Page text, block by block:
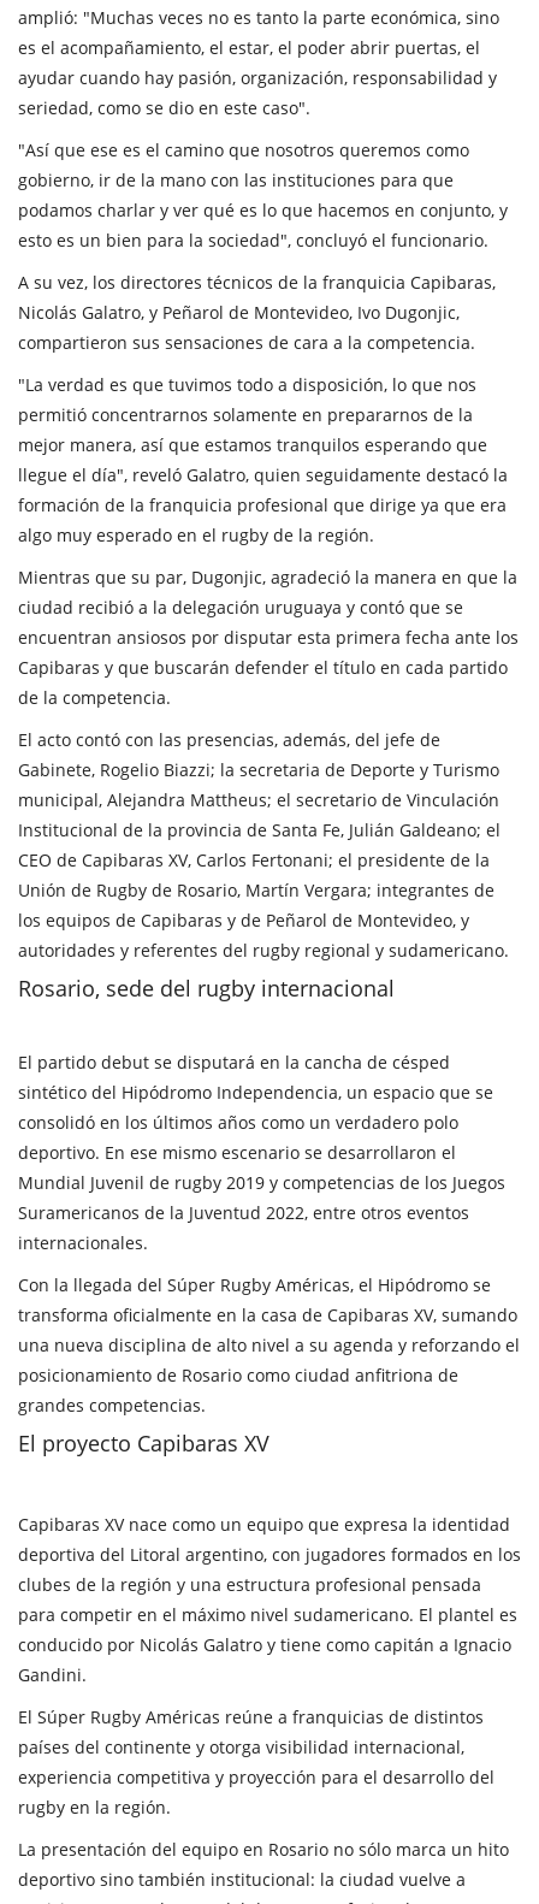
amplió: "Muchas veces no es tanto la parte económica, sino
es el acompañamiento, el estar, el poder abrir puertas, el
ayudar cuando hay pasión, organización, responsabilidad y
seriedad, como se dio en este caso".
"Así que ese es el camino que nosotros queremos como
gobierno, ir de la mano con las instituciones para que
podamos charlar y ver qué es lo que hacemos en conjunto, y
esto es un bien para la sociedad", concluyó el funcionario.
A su vez, los directores técnicos de la franquicia Capibaras,
Nicolás Galatro, y Peñarol de Montevideo, Ivo Dugonjic,
compartieron sus sensaciones de cara a la competencia.
"La verdad es que tuvimos todo a disposición, lo que nos
permitió concentrarnos solamente en prepararnos de la
mejor manera, así que estamos tranquilos esperando que
llegue el día", reveló Galatro, quien seguidamente destacó la
formación de la franquicia profesional que dirige ya que era
algo muy esperado en el rugby de la región.
Mientras que su par, Dugonjic, agradeció la manera en que la
ciudad recibió a la delegación uruguaya y contó que se
encuentran ansiosos por disputar esta primera fecha ante los
Capibaras y que buscarán defender el título en cada partido
de la competencia.
El acto contó con las presencias, además, del jefe de
Gabinete, Rogelio Biazzi; la secretaria de Deporte y Turismo
municipal, Alejandra Mattheus; el secretario de Vinculación
Institucional de la provincia de Santa Fe, Julián Galdeano; el
CEO de Capibaras XV, Carlos Fertonani; el presidente de la
Unión de Rugby de Rosario, Martín Vergara; integrantes de
los equipos de Capibaras y de Peñarol de Montevideo, y
autoridades y referentes del rugby regional y sudamericano.
Rosario, sede del rugby internacional
El partido debut se disputará en la cancha de césped
sintético del Hipódromo Independencia, un espacio que se
consolidó en los últimos años como un verdadero polo
deportivo. En ese mismo escenario se desarrollaron el
Mundial Juvenil de rugby 2019 y competencias de los Juegos
Suramericanos de la Juventud 2022, entre otros eventos
internacionales.
Con la llegada del Súper Rugby Américas, el Hipódromo se
transforma oficialmente en la casa de Capibaras XV, sumando
una nueva disciplina de alto nivel a su agenda y reforzando el
posicionamiento de Rosario como ciudad anfitriona de
grandes competencias.
El proyecto Capibaras XV
Capibaras XV nace como un equipo que expresa la identidad
deportiva del Litoral argentino, con jugadores formados en los
clubes de la región y una estructura profesional pensada
para competir en el máximo nivel sudamericano. El plantel es
conducido por Nicolás Galatro y tiene como capitán a Ignacio
Gandini.
El Súper Rugby Américas reúne a franquicias de distintos
países del continente y otorga visibilidad internacional,
experiencia competitiva y proyección para el desarrollo del
rugby en la región.
La presentación del equipo en Rosario no sólo marca un hito
deportivo sino también institucional: la ciudad vuelve a